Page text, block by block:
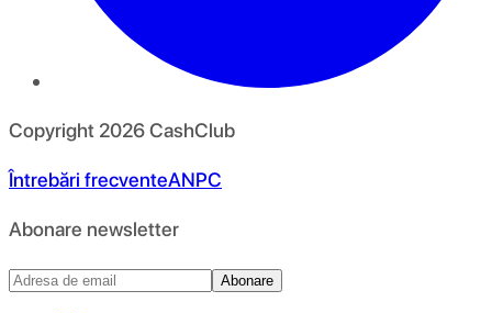
Copyright 2026CashClub
Întrebări frecventeANPC
Abonare newsletter
Abonare